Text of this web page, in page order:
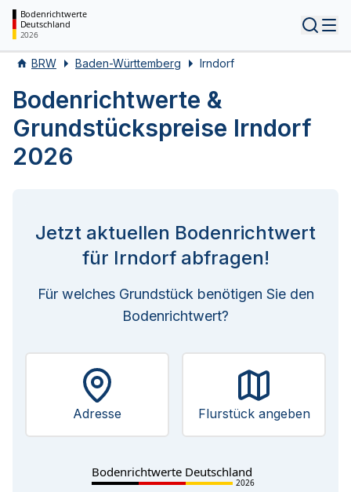
Bodenrichtwerte
Deutschland
2026
BRW Baden-Württemberg Irndorf
Bodenrichtwerte &
Grundstückspreise Irndorf
2026
Jetzt aktuellen Bodenrichtwert
für Irndorf abfragen!
Für welches Grundstück benötigen Sie den
Bodenrichtwert?
Adresse Flurstück angeben
Bodenrichtwerte Deutschland
2026